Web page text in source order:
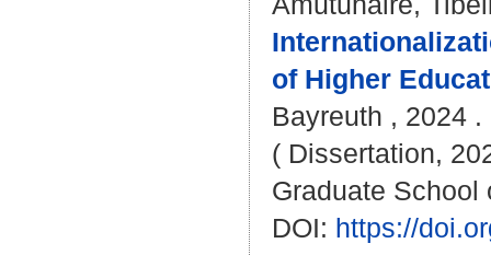
of Higher
Bayreuth , 2024 .
( Dissertation,
Graduate School
DOI: https://